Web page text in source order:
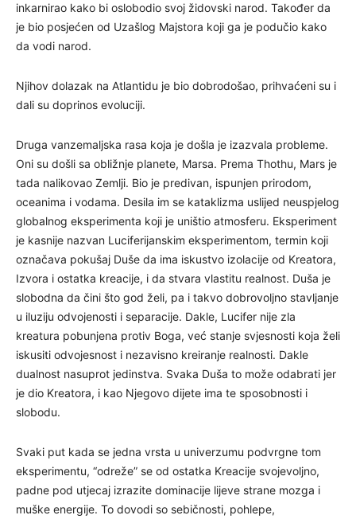
inkarnirao kako bi oslobodio svoj židovski narod. Također da
je bio posjećen od Uzašlog Majstora koji ga je podučio kako
da vodi narod.
Njihov dolazak na Atlantidu je bio dobrodošao, prihvaćeni su i
dali su doprinos evoluciji.
Druga vanzemaljska rasa koja je došla je izazvala probleme.
Oni su došli sa obližnje planete, Marsa. Prema Thothu, Mars je
tada nalikovao Zemlji. Bio je predivan, ispunjen prirodom,
oceanima i vodama. Desila im se kataklizma uslijed neuspjelog
globalnog eksperimenta koji je uništio atmosferu. Eksperiment
je kasnije nazvan Luciferijanskim eksperimentom, termin koji
označava pokušaj Duše da ima iskustvo izolacije od Kreatora,
Izvora i ostatka kreacije, i da stvara vlastitu realnost. Duša je
slobodna da čini što god želi, pa i takvo dobrovoljno stavljanje
u iluziju odvojenosti i separacije. Dakle, Lucifer nije zla
kreatura pobunjena protiv Boga, već stanje svjesnosti koja želi
iskusiti odvojesnost i nezavisno kreiranje realnosti. Dakle
dualnost nasuprot jedinstva. Svaka Duša to može odabrati jer
je dio Kreatora, i kao Njegovo dijete ima te sposobnosti i
slobodu.
Svaki put kada se jedna vrsta u univerzumu podvrgne tom
eksperimentu, “odreže” se od ostatka Kreacije svojevoljno,
padne pod utjecaj izrazite dominacije lijeve strane mozga i
muške energije. To dovodi so sebičnosti, pohlepe,